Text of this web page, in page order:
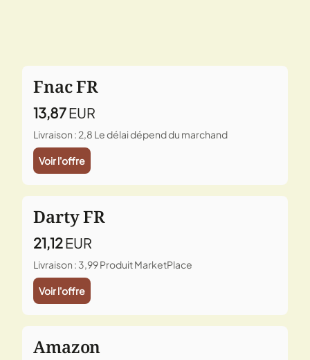
Fnac FR
13,87EUR
Livraison : 2,8 Le délai dépend du marchand
Voir l'offre
Darty FR
21,12EUR
Livraison : 3,99Produit MarketPlace
Voir l'offre
Amazon